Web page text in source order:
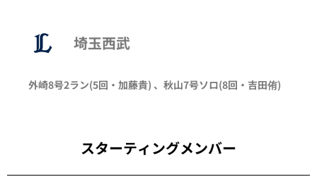
埼玉西武
外崎8号2ラン(5回・ 加藤貴) 、 秋山7号ソロ(8回・ 吉田侑)
スターティングメンバー